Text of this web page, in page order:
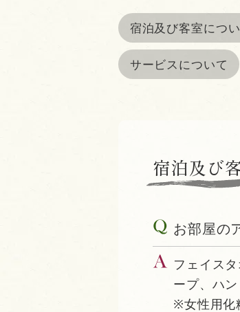
宿泊及び客室につ
サービスについて
宿泊及び
お部屋の
フェイス
ープ、ハ
※女性用化